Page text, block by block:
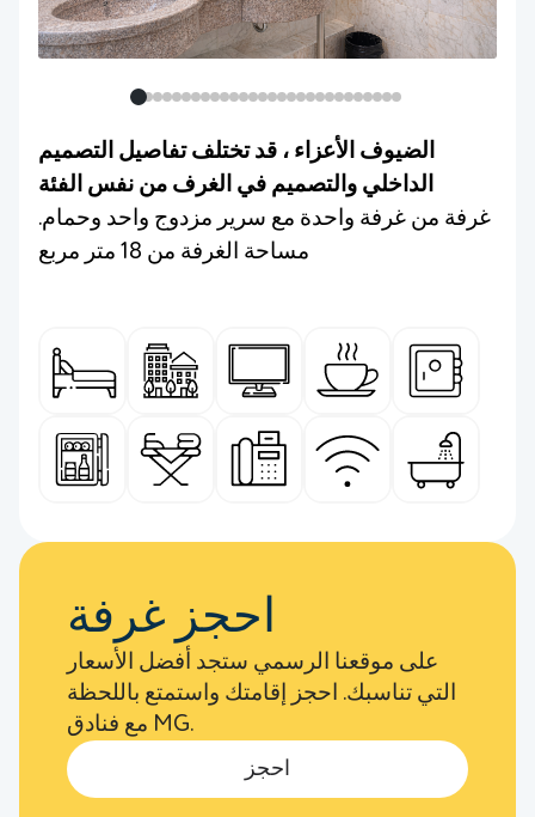
الضيوف الأعزاء ، قد تختلف تفاصيل التصميم
الداخلي والتصميم في الغرف من نفس الفئة
غرفة من غرفة واحدة مع سرير مزدوج واحد وحمام.
مساحة الغرفة من 18 متر مربع
احجز غرفة
على موقعنا الرسمي ستجد أفضل الأسعار
التي تناسبك. احجز إقامتك واستمتع باللحظة
مع فنادق MG.
احجز